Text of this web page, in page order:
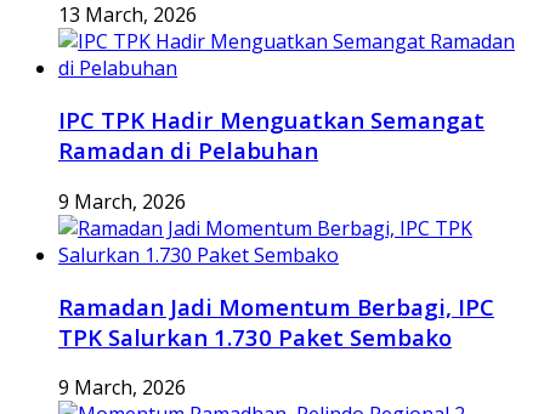
13 March, 2026
IPC TPK Hadir Menguatkan Semangat
Ramadan di Pelabuhan
9 March, 2026
Ramadan Jadi Momentum Berbagi, IPC
TPK Salurkan 1.730 Paket Sembako
9 March, 2026